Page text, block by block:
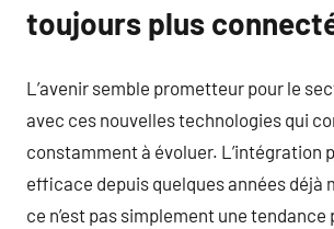
toujours plus
L’avenir semble prometteur pour le
avec ces nouvelles technologies qui
constamment à évoluer. L’intégration
efficace depuis quelques années déjà
ce n’est pas simplement une tendance